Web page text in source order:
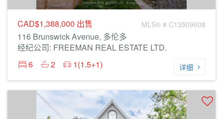
CAD$1,388,000 出售 MLS® # C13509608
116 Brunswick Avenue, 多伦多
经纪公司: FREEMAN REAL ESTATE LTD.
6
2 1(1.5+1) 详细